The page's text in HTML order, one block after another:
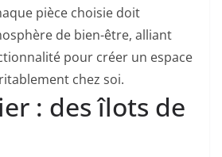
pièce choisie doit
de bien-être, alliant
pour créer un espace
chez soi.
: des îlots de